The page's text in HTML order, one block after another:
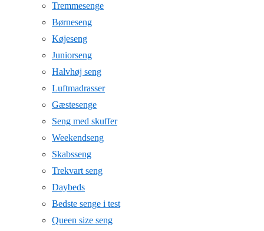
Tremmesenge
Børneseng
Køjeseng
Juniorseng
Halvhøj seng
Luftmadrasser
Gæstesenge
Seng med skuffer
Weekendseng
Skabsseng
Trekvart seng
Daybeds
Bedste senge i test
Queen size seng